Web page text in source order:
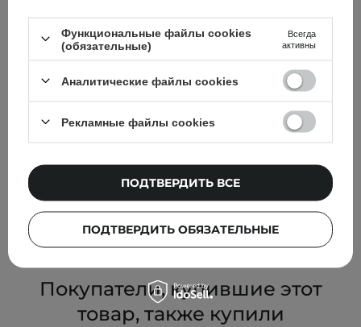
Dr. Althea - Aqua Marine Watery Cream -
629,00 ГРН
566,00 ГРН
Покупатели, купившие этот
товар, также купили
Функциональные файлы cookies
(обязательные)
Всегда
активны
Аналитические файлы cookies
Рекламные файлы cookies
ПОДТВЕРДИТЬ ОБЯЗАТЕЛЬНЫЕ
ПОДТВЕРДИТЬ ВСЕ